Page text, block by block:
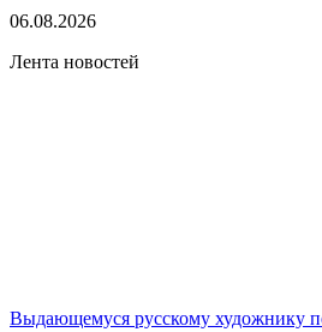
06.08.2026
Лента новостей
Выдающемуся русскому художнику